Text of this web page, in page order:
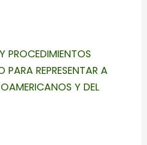
PARA REPRESENTAR A
Y DEL